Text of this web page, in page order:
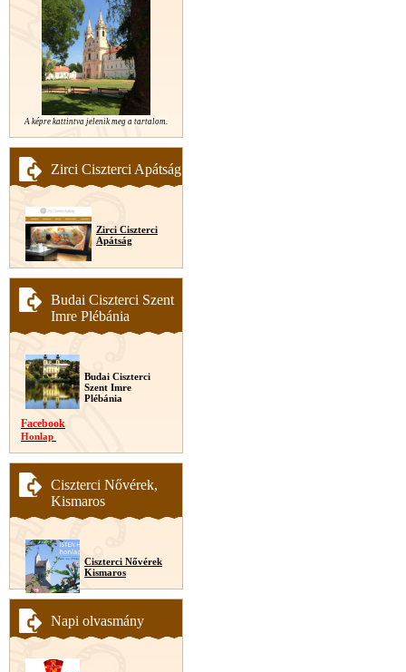
A képre kattintva jelenik meg a tartalom.
Zirci Ciszterci Apátság
Zirci Ciszterci
Apátság
Budai Ciszterci Szent
Imre Plébánia
Budai Ciszterci
Szent Imre
Plébánia
Facebook
Honlap
Ciszterci Nővérek,
Kismaros
Ciszterci Nővérek
Kismaros
Napi olvasmány